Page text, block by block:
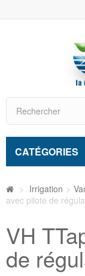
CATÉGORIES
> Irrigation >
avec pilote de
VH
de